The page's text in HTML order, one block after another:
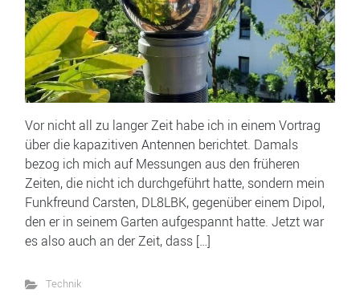
Vor nicht all zu langer Zeit habe ich in einem Vortrag
über die kapazitiven Antennen berichtet. Damals
bezog ich mich auf Messungen aus den früheren
Zeiten, die nicht ich durchgeführt hatte, sondern mein
Funkfreund Carsten, DL8LBK, gegenüber einem Dipol,
den er in seinem Garten aufgespannt hatte. Jetzt war
es also auch an der Zeit, dass […]
Technik